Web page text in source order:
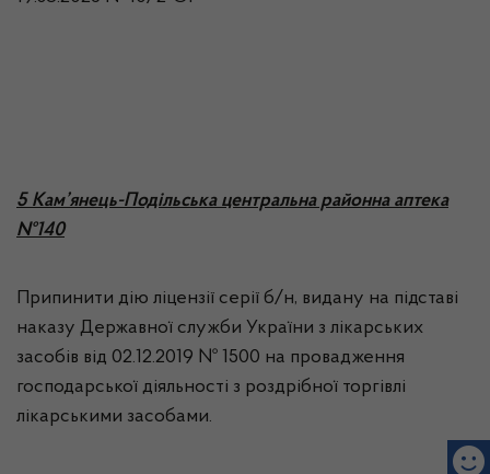
5 Кам’янець-Подільська центральна районна аптека
№140
Припинити дію ліцензії серії б/н, видану на підставі
наказу Державної служби України з лікарських
засобів від 02.12.2019 № 1500 на провадження
господарської діяльності з роздрібної торгівлі
лікарськими засобами.